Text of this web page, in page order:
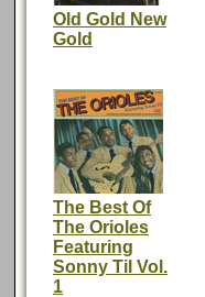
Old Gold New
Gold
The Best Of
The Orioles
Featuring
Sonny Til Vol.
1